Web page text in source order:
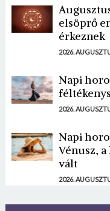
elsöprő
érkeznek
2026.
Napi
2026.
Napi
Vénusz,
vált
2026.